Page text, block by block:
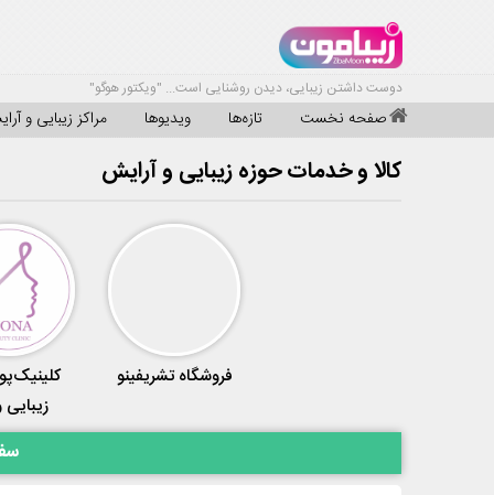
دوست داشتن زیبایی، دیدن روشنایی است... "ویکتور هوگو"
صفحه نخست تازه‌ها ویدیوها مراکز زیبایی و
کالا و خدمات حوزه زیبایی و آرایش
فروشگاه تشریفینو
زیبایی